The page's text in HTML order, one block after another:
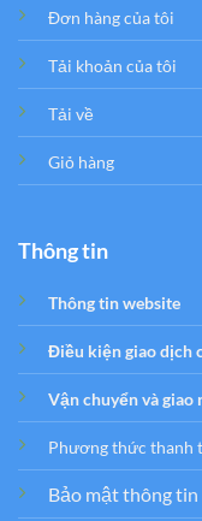
Đơn hàng của tôi
Tải khoản của tôi
Tải về
Giỏ hàng
Thông tin
Thông tin website
Điều kiện giao dịch
Vận chuyển và giao
Phương thức thanh
Bảo mật thông tin